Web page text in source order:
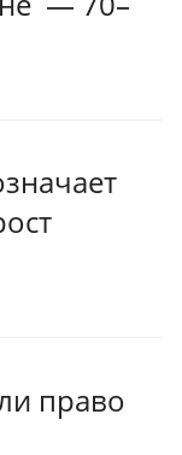
право